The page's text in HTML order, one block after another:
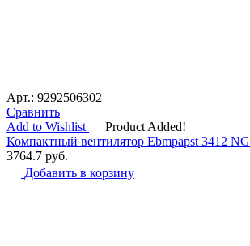
Арт.: 9292506302
Сравнить
Add to Wishlist
Product Added!
Компактный вентилятор Ebmpapst 3412 NG
3764.7 руб.
Добавить в корзину